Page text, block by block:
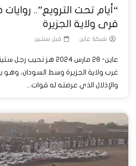
“أيام تحت الترويع”..
قرى ولاية الجزيرة
شبكة عاين قبل سنتين
عاين- 28 مارس 2024 هز
غرب ولاية الجزيرة وسط السودان،
والإذلال الذي عرضته له قوات...